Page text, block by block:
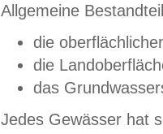
Allgemeine
die
die
das
Jedes Gewässer hat